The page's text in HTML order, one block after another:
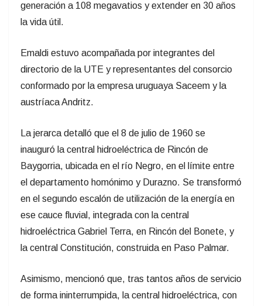
generación a 108 megavatios y extender en 30 años
la vida útil.
Emaldi estuvo acompañada por integrantes del
directorio de la UTE y representantes del consorcio
conformado por la empresa uruguaya Saceem y la
austríaca Andritz.
La jerarca detalló que el 8 de julio de 1960 se
inauguró la central hidroeléctrica de Rincón de
Baygorria, ubicada en el río Negro, en el límite entre
el departamento homónimo y Durazno. Se transformó
en el segundo escalón de utilización de la energía en
ese cauce fluvial, integrada con la central
hidroeléctrica Gabriel Terra, en Rincón del Bonete, y
la central Constitución, construida en Paso Palmar.
Asimismo, mencionó que, tras tantos años de servicio
de forma ininterrumpida, la central hidroeléctrica, con